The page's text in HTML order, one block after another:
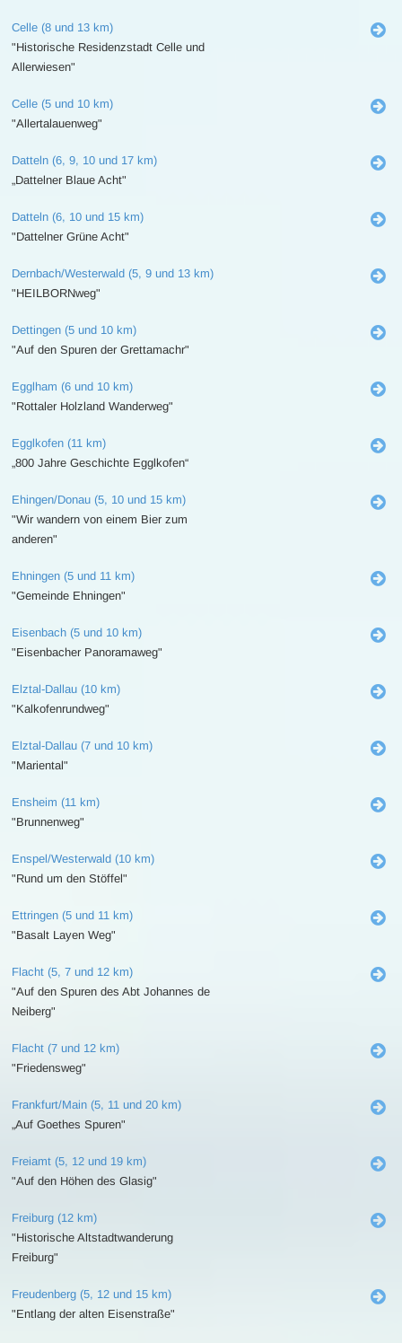
Celle (8 und 13 km)
"Historische Residenzstadt Celle und
Allerwiesen"
Celle (5 und 10 km)
"Allertalauenweg"
Datteln (6, 9, 10 und 17 km)
„Dattelner Blaue Acht"
Datteln (6, 10 und 15 km)
"Dattelner Grüne Acht"
Dernbach/Westerwald (5, 9 und 13 km)
"HEILBORNweg"
Dettingen (5 und 10 km)
"Auf den Spuren der Grettamachr"
Egglham (6 und 10 km)
"Rottaler Holzland Wanderweg"
Egglkofen (11 km)
„800 Jahre Geschichte Egglkofen“
Ehingen/Donau (5, 10 und 15 km)
"Wir wandern von einem Bier zum
anderen"
Ehningen (5 und 11 km)
"Gemeinde Ehningen"
Eisenbach (5 und 10 km)
"Eisenbacher Panoramaweg"
Elztal-Dallau (10 km)
"Kalkofenrundweg"
Elztal-Dallau (7 und 10 km)
"Mariental"
Ensheim (11 km)
"Brunnenweg"
Enspel/Westerwald (10 km)
"Rund um den Stöffel"
Ettringen (5 und 11 km)
"Basalt Layen Weg"
Flacht (5, 7 und 12 km)
"Auf den Spuren des Abt Johannes de
Neiberg"
Flacht (7 und 12 km)
"Friedensweg"
Frankfurt/Main (5, 11 und 20 km)
„Auf Goethes Spuren"
Freiamt (5, 12 und 19 km)
"Auf den Höhen des Glasig"
Freiburg (12 km)
"Historische Altstadtwanderung
Freiburg"
Freudenberg (5, 12 und 15 km)
"Entlang der alten Eisenstraße"